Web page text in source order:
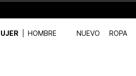
HOMBRE NUEVO ROPA